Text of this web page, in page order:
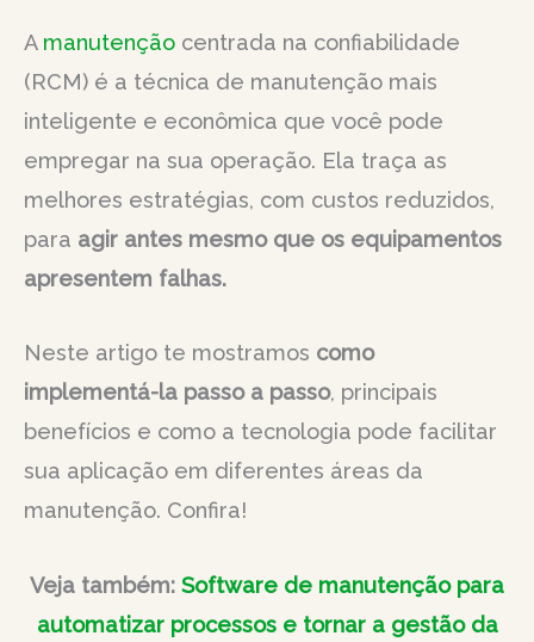
A manutenção centrada na confiabilidade
(RCM) é a técnica de manutenção mais
inteligente e econômica que você pode
empregar na sua operação. Ela traça as
melhores estratégias, com custos reduzidos,
para agir antes mesmo que os equipamentos
apresentem falhas.
Neste artigo te mostramos como
implementá-la passo a passo, principais
benefícios e como a tecnologia pode facilitar
sua aplicação em diferentes áreas da
manutenção. Confira!
Veja também: Software de manutenção para
automatizar processos e tornar a gestão da